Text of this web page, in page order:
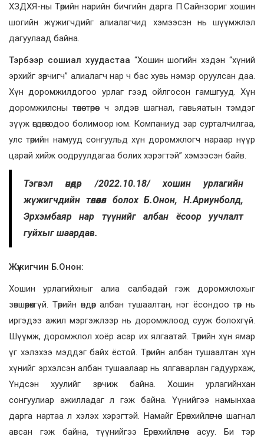
ХЗДХЯ-ны Төрийн нарийн бичгийн дарга П.Сайнзориг хошин
шогийн жүжигчдийг алиалагчид хэмээсэн нь шүүмжлэл
дагуулаад байна.
Тэрбээр сошиал хуудастаа “Хошин шогийн хэдэн “хүний
эрхийг зөрчигч” алиалагч нар ч бас хувь нэмэр оруулсан даа.
Хүн доромжилдогоо урлаг гээд ойлгосон гамшгууд. Хүн
доромжилсны төлөө төрөөс ч элдэв шагнал, гавьяатын тэмдэг
зүүж өгдөгөө одоо болимоор юм. Компаниуд зар сурталчилгаа,
улс төрийн намууд сонгуульд хүн доромжлогч нараар нүүр
царай хийж оодруулдагаа болих хэрэгтэй” хэмээсэн байв.
Тэгвэл өнөөдөр /2022.10.18/ хошин урлагийн
жүжигчдийн төлөөлөл болох Б.Онон, Н.Ариунболд,
Эрхэмбаяр нар түүнийг албан ёсоор уучлалт
гуйхыг шаардав.
Жүжигчин Б.Онон:
Хошин урлагийхныг алиа салбадай гэж доромжлохыг
зөвшөөрөхгүй. Төрийн өндөр албан тушаалтан, нэг ёсондоо төр нь
иргэдээ ажил мэргэжлээр нь доромжлоод сууж болохгүй.
Шүүмж, доромжлол хоёр асар их ялгаатай. Төрийн хүн ямар
үг хэлэхээ мэддэг байх ёстой. Төрийн албан тушаалтан хүн
хүнийг эрхэлсэн албан тушаалаар нь ялгаварлан гадуурхаж,
Үндсэн хуулийг зөрчиж байна. Хошин урлагийнхан
сонгуулиар ажилладаг л гэж байна. Үүнийгээ намынхаа
дарга нартаа л хэлэх хэрэгтэй. Намайг Ерөнхийлөгчөөс шагнал
авсан гэж байна, түүнийгээ Ерөнхийлөгчөөс асуу. Би тэр